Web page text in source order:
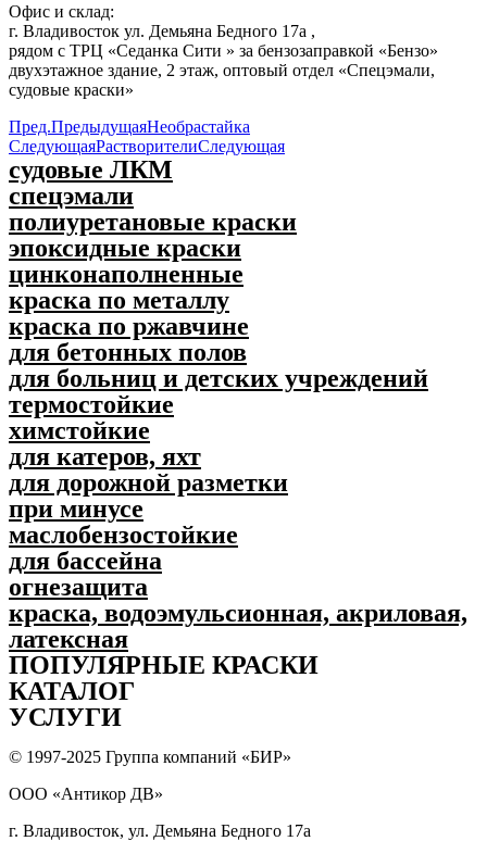
Офис и склад:
г. Владивосток ул. Демьяна Бедного 17а ,
рядом с ТРЦ «Седанка Сити » за бензозаправкой «Бензо»
двухэтажное здание, 2 этаж, оптовый отдел «Спецэмали,
судовые краски»
Пред.ПредыдущаяНеобрастайка
СледующаяРастворителиСледующая
судовые ЛКМ
спецэмали
полиуретановые краски
эпоксидные краски
цинконаполненные
краска по металлу
краска по ржавчине
для бетонных полов
для больниц и детских учреждений
термостойкие
химстойкие
для катеров, яхт
для дорожной разметки
при минусе
маслобензостойкие
для бассейна
огнезащита
краска, водоэмульсионная, акриловая,
латексная
ПОПУЛЯPНЫЕ КРАСКИ
КАТАЛОГ
УСЛУГИ
© 1997-2025 Группа компаний «БИР»
ООО «Антикор ДВ»
г. Владивосток, ул. Демьяна Бедного 17а